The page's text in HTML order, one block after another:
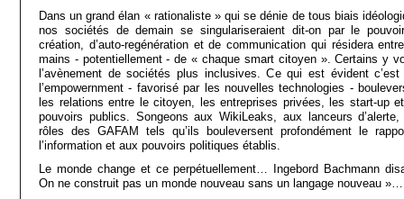
Dans un grand élan « rationaliste » qui se dénie de tous biais
nos sociétés de demain se singulariseraient dit-on par le
création, d’auto-regénération et de communication qui résidera
mains - potentiellement - de « chaque smart citoyen ». Certains y
l’avènement de sociétés plus inclusives. Ce qui est évident c’est
l’empowernment - favorisé par les nouvelles technologies -
les relations entre le citoyen, les entreprises privées, les start-up
pouvoirs publics. Songeons aux WikiLeaks, aux lanceurs d’alerte,
rôles des GAFAM tels qu’ils bouleversent profondément le
l’information et aux pouvoirs politiques établis.
Le monde change et ce perpétuellement… Ingebord Bachmann
On ne construit pas un monde nouveau sans un langage nouveau